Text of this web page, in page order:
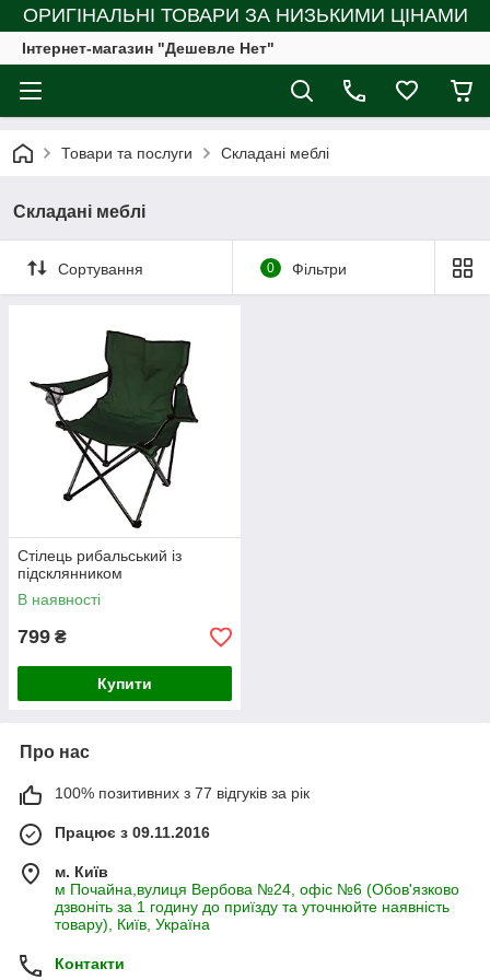
ОРИГІНАЛЬНІ ТОВАРИ ЗА НИЗЬКИМИ ЦІНАМИ
Інтернет-магазин "Дешевле Нет"
Товари та послуги Складані меблі
Складані меблі
Сортування 0 Фільтри
Стілець рибальський із
підсклянником
В наявності
799 ₴
Купити
Про нас
100% позитивних з 77 відгуків за рік
Працює з 09.11.2016
м. Київ
м Почайна,вулиця Вербова №24, офіс №6 (Обов'язково
дзвоніть за 1 годину до приїзду та уточнюйте наявність
товару), Київ, Україна
Контакти